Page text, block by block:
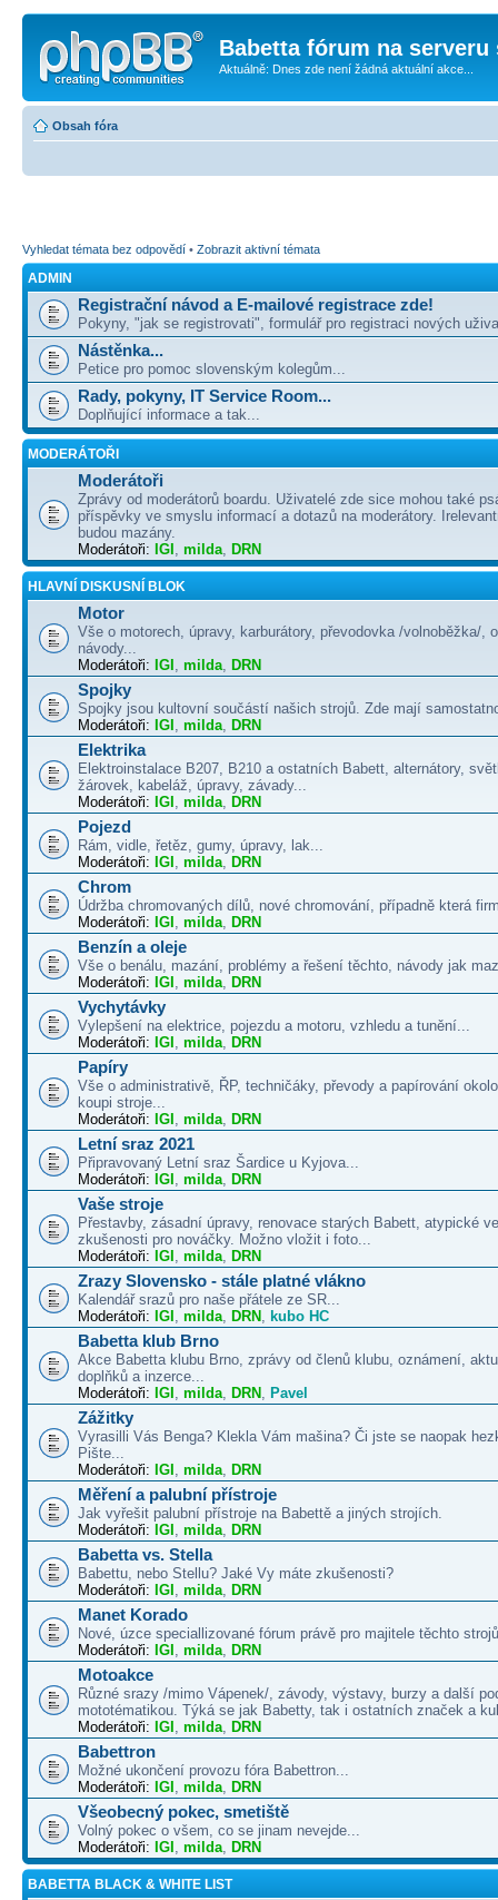
Babetta fórum na serveru
Aktuálně: Dnes zde není žádná aktuální akce...
Obsah fóra
Vyhledat témata bez odpovědí • Zobrazit aktivní témata
ADMIN
Registrační návod a E-mailové registrace zde!
Pokyny, "jak se registrovati", formulář pro registraci nových
Nástěnka...
Petice pro pomoc slovenským kolegům...
Rady, pokyny, IT Service Room...
Doplňující informace a tak...
MODERÁTOŘI
Moderátoři
Zprávy od moderátorů boardu. Uživatelé zde sice mohou také
příspěvky ve smyslu informací a dotazů na moderátory.
budou mazány.
Moderátoři: IGI , milda, DRN
HLAVNÍ DISKUSNÍ BLOK
Motor
Vše o motorech, úpravy, karburátory, převodovka /volnoběžka/,
návody...
Moderátoři: IGI , milda, DRN
Spojky
Spojky jsou kultovní součástí našich strojů. Zde mají
Moderátoři: IGI , milda, DRN
Elektrika
Elektroinstalace B207, B210 a ostatních Babett, alternátory,
žárovek, kabeláž, úpravy, závady...
Moderátoři: IGI , milda, DRN
Pojezd
Rám, vidle, řetěz, gumy, úpravy, lak...
Moderátoři: IGI , milda, DRN
Chrom
Údržba chromovaných dílů, nové chromování, případně která
Moderátoři: IGI , milda, DRN
Benzín a oleje
Vše o benálu, mazání, problémy a řešení těchto, návody jak
Moderátoři: IGI , milda, DRN
Vychytávky
Vylepšení na elektrice, pojezdu a motoru, vzhledu a tunění...
Moderátoři: IGI , milda, DRN
Papíry
Vše o administrativě, ŘP, techničáky, převody a papírování
koupi stroje...
Moderátoři: IGI , milda, DRN
Letní sraz 2021
Připravovaný Letní sraz Šardice u Kyjova...
Moderátoři: IGI , milda, DRN
Vaše stroje
Přestavby, zásadní úpravy, renovace starých Babett, atypické
zkušenosti pro nováčky. Možno vložit i foto...
Moderátoři: IGI , milda, DRN
Zrazy Slovensko - stále platné vlákno
Kalendář srazů pro naše přátele ze SR...
Moderátoři: IGI , milda, DRN , kubo HC
Babetta klub Brno
Akce Babetta klubu Brno, zprávy od členů klubu, oznámení,
doplňků a inzerce...
Moderátoři: IGI , milda, DRN , Pavel
Zážitky
Vyrasilli Vás Benga? Klekla Vám mašina? Či jste se naopak
Pište...
Moderátoři: IGI , milda, DRN
Měření a palubní přístroje
Jak vyřešit palubní přístroje na Babettě a jiných strojích.
Moderátoři: IGI , milda, DRN
Babetta vs. Stella
Babettu, nebo Stellu? Jaké Vy máte zkušenosti?
Moderátoři: IGI , milda, DRN
Manet Korado
Nové, úzce speciallizované fórum právě pro majitele těchto
Moderátoři: IGI , milda, DRN
Motoakce
Různé srazy /mimo Vápenek/, závody, výstavy, burzy a další
mototématikou. Týká se jak Babetty, tak i ostatních značek a
Moderátoři: IGI , milda, DRN
Babettron
Možné ukončení provozu fóra Babettron...
Moderátoři: IGI , milda, DRN
Všeobecný pokec, smetiště
Volný pokec o všem, co se jinam nevejde...
Moderátoři: IGI , milda, DRN
BABETTA BLACK & WHITE LIST